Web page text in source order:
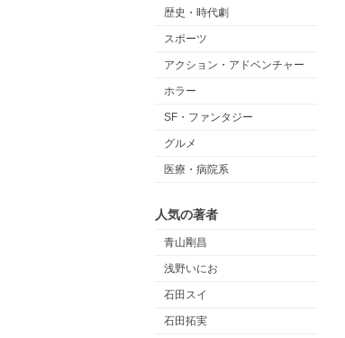
歴史・時代劇
スポーツ
アクション・アドベンチャー
ホラー
SF・ファンタジー
グルメ
医療・病院系
人気の著者
青山剛昌
浅野いにお
石田スイ
石田拓実